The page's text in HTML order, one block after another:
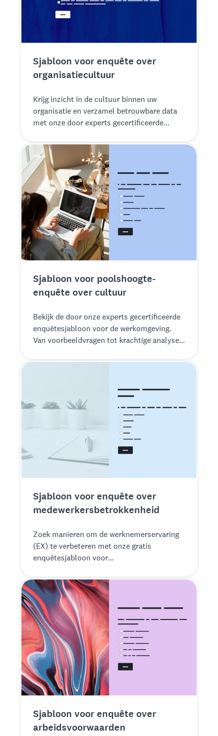
Sjabloon voor enquête over
organisatiecultuur
Krijg inzicht in de cultuur binnen uw
organisatie en verzamel betrouwbare data
met onze door experts gecertificeerde
Sjabloon voor poolshoogte-
enquête over cultuur
Bekijk de door onze experts gecertificeerde
enquêtesjabloon voor de werkomgeving.
Van voorbeeldvragen tot krachtige analyses:
ons rekenen.
Sjabloon voor enquête over
medewerkersbetrokkenheid
Zoek manieren om de werknemerservaring
(EX) te verbeteren met onze gratis
enquêtesjabloon voor
Sjabloon voor enquête over
arbeidsvoorwaarden